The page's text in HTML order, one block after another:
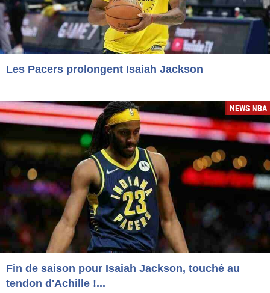
Les Pacers prolongent Isaiah Jackson
NEWS NBA
Fin de saison pour Isaiah Jackson, touché au
tendon d'Achille !...